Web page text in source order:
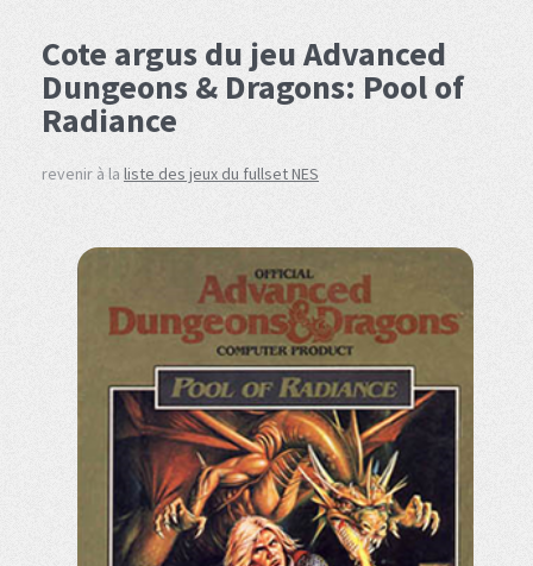
Cote argus du jeu Advanced
Dungeons & Dragons: Pool of
Radiance
revenir à la liste des jeux du fullset NES